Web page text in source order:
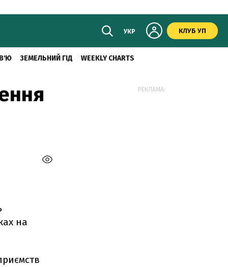
УКР КЛУБ УП
ЗЕМЕЛЬНИЙ ГІД WEEKLY CHARTS
на
РЕКЛАМА: